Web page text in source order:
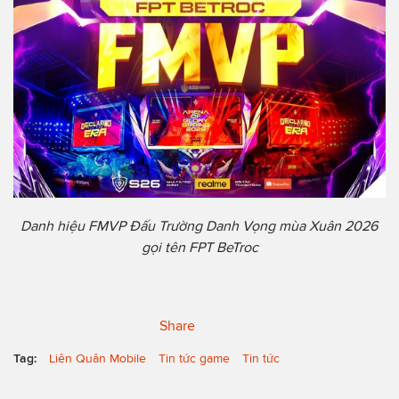
Danh hiệu FMVP Đấu Trường Danh Vọng mùa Xuân 2026
gọi tên FPT BeTroc
Share
Tag: Liên Quân Mobile Tin tức game Tin tức